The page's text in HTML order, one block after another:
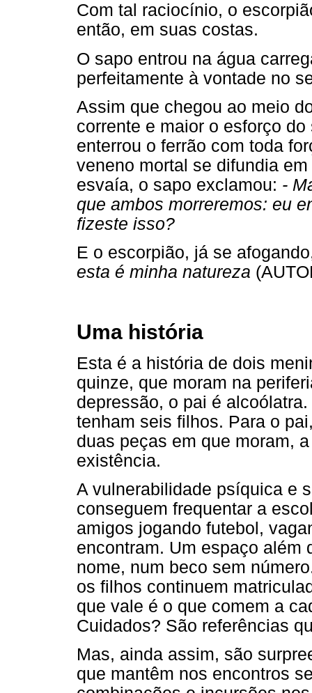
Com tal raciocínio, o
então, em suas costas.
O sapo entrou na água
perfeitamente à vontade no
Assim que chegou ao meio
corrente e maior o esforço
enterrou o ferrão com toda
veneno mortal se difundia
esvaía, o sapo exclamou: -
que ambos morreremos: eu
fizeste isso?
E o escorpião, já se
esta é minha natureza
Uma história
Esta é a história de dois
quinze, que moram na
depressão, o pai é
tenham seis filhos. Para o
duas peças em que moram,
existência.
A vulnerabilidade psíquica e
conseguem frequentar a
amigos jogando futebol,
encontram. Um espaço além
nome, num beco sem
os filhos continuem
que vale é o que comem a
Cuidados? São referências
Mas, ainda assim, são
que mantêm nos encontros